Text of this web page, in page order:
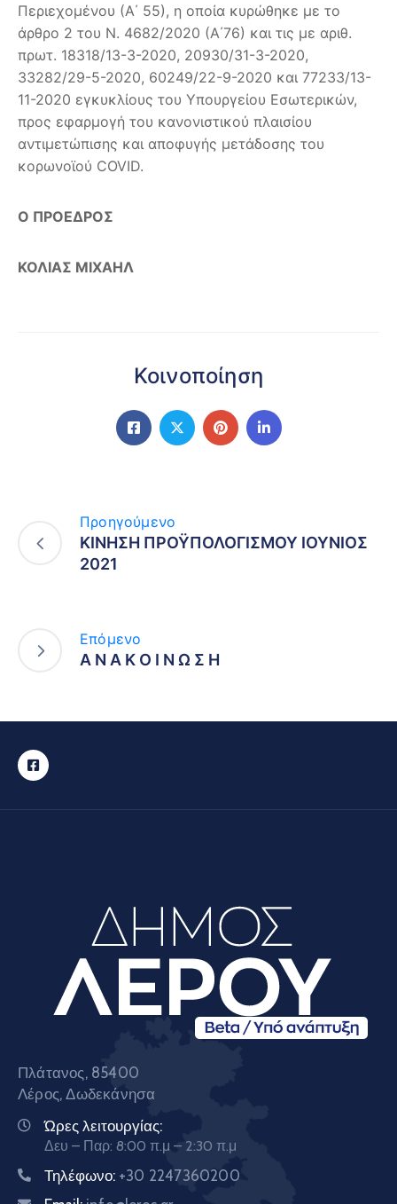
Περιεχομένου (Α΄ 55), η οποία κυρώθηκε με το
άρθρο 2 του Ν. 4682/2020 (Α΄76) και τις με αριθ.
πρωτ. 18318/13-3-2020, 20930/31-3-2020,
33282/29-5-2020, 60249/22-9-2020 και 77233/13-
11-2020 εγκυκλίους του Υπουργείου Εσωτερικών,
προς εφαρμογή του κανονιστικού πλαισίου
αντιμετώπισης και αποφυγής μετάδοσης του
κορωνοϊού COVID.
Ο ΠΡΟΕΔΡΟΣ
ΚΟΛΙΑΣ ΜΙΧΑΗΛ
Κοινοποίηση
Προηγούμενο
ΚΙΝΗΣΗ ΠΡΟΫΠΟΛΟΓΙΣΜΟΥ ΙΟΥΝΙΟΣ
2021
Επόμενο
Α Ν Α Κ Ο Ι Ν Ω Σ Η
Πλάτανος, 85400
Λέρος, Δωδεκάνησα
Ώρες λειτουργίας:
Δευ – Παρ: 8:00 π.μ – 2:30 π.μ
Τηλέφωνο: +30 2247360200